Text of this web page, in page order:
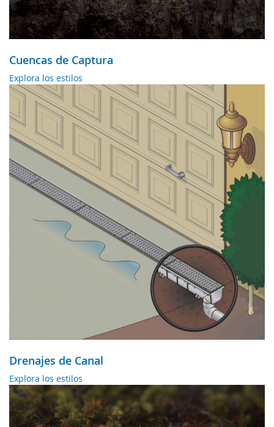
Cuencas de Captura
Explora los estilos
Drenajes de Canal
Explora los estilos